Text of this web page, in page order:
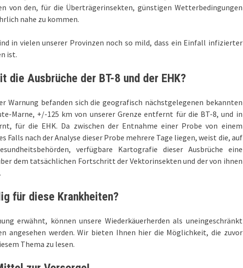
von den, für die Überträgerinsekten, günstigen Wetterbedingungen
nahe zu kommen.
in vielen unserer Provinzen noch so mild, dass ein Einfall infizierter
ist.
die Ausbrüche der BT-8 und der EHK?
Warnung befanden sich die geografisch nächstgelegenen bekannten
Marne, +/-125 km von unserer Grenze entfernt für die BT-8, und in
für die EHK. Da zwischen der Entnahme einer Probe von einem
Falls nach der Analyse dieser Probe mehrere Tage liegen, weist die, auf
verfügbare Kartografie dieser Ausbrüche eine
dem tatsächlichen Fortschritt der Vektorinsekten und der von ihnen
für diese Krankheiten?
erwähnt, können unsere Wiederkäuerherden als uneingeschränkt
angesehen werden. Wir bieten Ihnen hier die Möglichkeit, die zuvor
Thema zu lesen.